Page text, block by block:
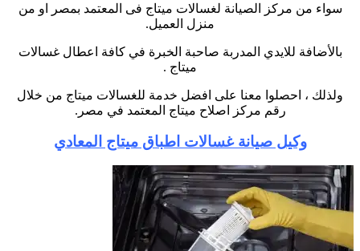
سواء من مركز الصيانة لغسالات ميتاج فى المعتمد بمصر او من
منزل العميل.
بالأضافة للايدي المدربة صاحبة الخبرة في كافة اعطال غسالات
ميتاج .
ولذلك ، احصلوا معنا على افضل خدمة للغسالات ميتاج من خلال
رقم مركز اصلاح ميتاج المعتمد في مصر.
وكيل صيانة غسالات اطباق ميتاج المعادي